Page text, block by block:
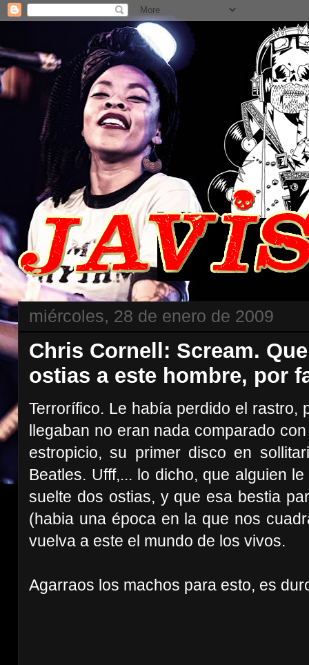
miércoles, 28 de enero de 2009
Chris Cornell: Scream.
ostias a este hombre, por
Terrorífico. Le había perdido el rastro,
llegaban no eran nada comparado
estropicio, su primer disco en
Beatles. Ufff,... lo dicho, que alguien
suelte dos ostias, y que esa bestia
(habia una época en la que nos
vuelva a este el mundo de los vivos.
Agarraos los machos para esto, es